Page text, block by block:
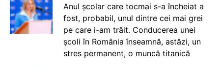
Anul școlar care tocmai s-a încheiat a
fost, probabil, unul dintre cei mai grei
pe care i-am trăit. Conducerea unei
școli în România înseamnă, astăzi, un
stres permanent, o muncă titanică